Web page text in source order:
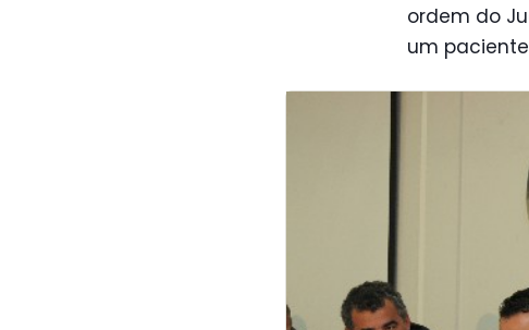
ordem do
um